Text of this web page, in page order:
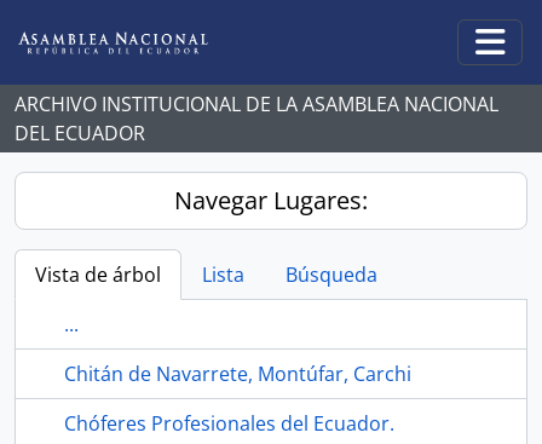
ARCHIVO INSTITUCIONAL DE LA ASAMBLEA NACIONAL
DEL ECUADOR
Navegar Lugares:
Vista de árbol Lista
Búsqueda
...
Chitán de Navarrete, Montúfar, Carchi
Chóferes Profesionales del Ecuador.